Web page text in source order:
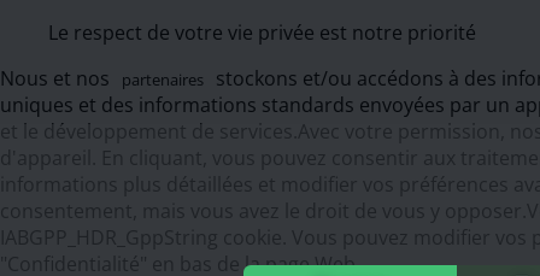
Le respect de votre vie privée est notre priorité
Nous et nos
partenaires
stockons et/ou accédons à des
uniques et des informations standards envoyées par un
et le développement de services.Avec votre permission,
d'appareil. En cliquant, vous pouvez consentir aux
informations plus détaillées et modifier vos préférences
consentement, mais vous avez le droit de vous y
IABGPP_HDR_GppString cookie. Vous pouvez modifier
"Confidentialité" en bas de la page Web.